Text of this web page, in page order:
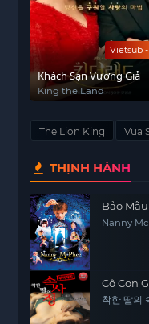
Vietsub
Khách Sạn Vương Giả
King the Land
The Lion King Vua
THỊNH HÀNH
Bảo
Nanny
Cô Con
착한 딸의